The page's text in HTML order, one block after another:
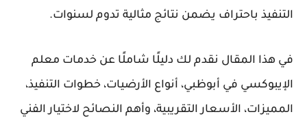
التنفيذ باحتراف يضمن نتائج مثالية تدوم لسنوات.
في هذا المقال نقدم لك دليلًا شاملًا عن خدمات معلم
الإيبوكسي في أبوظبي، أنواع الأرضيات، خطوات التنفيذ،
المميزات، الأسعار التقريبية، وأهم النصائح لاختيار الفني